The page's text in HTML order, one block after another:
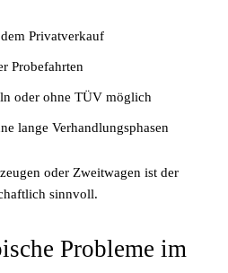
Privatverkauf
Probefahrten
oder ohne TÜV möglich
lange Verhandlungsphasen
oder Zweitwagen ist der
sinnvoll.
Probleme im